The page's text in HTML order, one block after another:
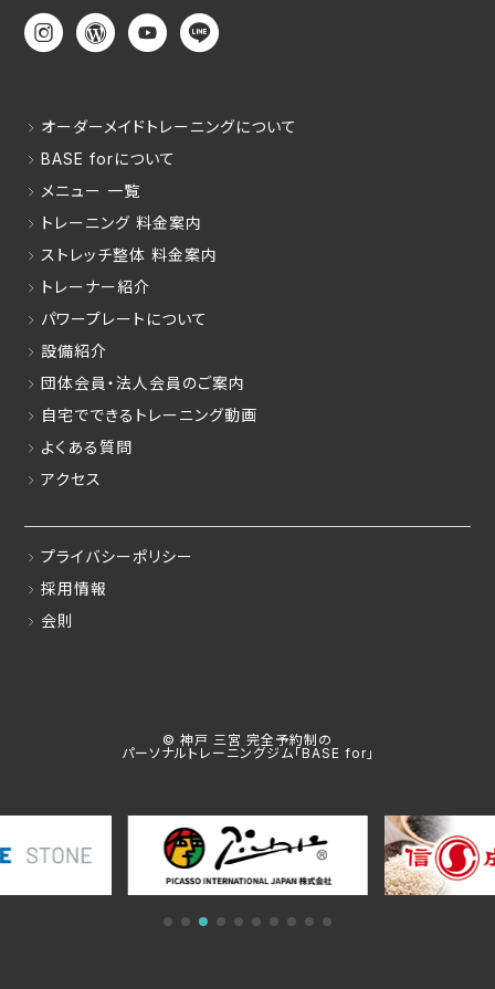
オーダーメイドトレーニングについて
BASE forについて
メニュー 一覧
トレーニング 料金案内
ストレッチ整体 料金案内
トレーナー紹介
パワープレートについて
設備紹介
団体会員・法人会員のご案内
自宅でできるトレーニング動画
よくある質問
アクセス
プライバシーポリシー
採用情報
会則
© 神戸 三宮 完全予約制の
パーソナルトレーニングジム「BASE for」